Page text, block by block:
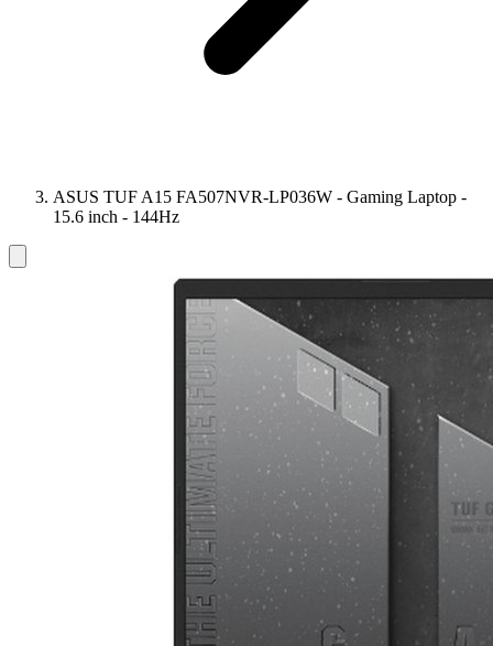
ASUS TUF A15 FA507NVR-LP036W - Gaming Laptop -
15.6 inch - 144Hz